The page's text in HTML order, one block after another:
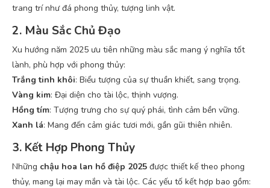
trang trí như đá phong thủy, tượng linh vật.
2. Màu Sắc Chủ Đạo
Xu hướng năm 2025 ưu tiên những màu sắc mang ý nghĩa tốt
lành, phù hợp với phong thủy:
Trắng tinh khôi: Biểu tượng của sự thuần khiết, sang trọng.
Vàng kim: Đại diện cho tài lộc, thịnh vượng.
Hồng tím: Tượng trưng cho sự quý phái, tình cảm bền vững.
Xanh lá: Mang đến cảm giác tươi mới, gần gũi thiên nhiên.
3. Kết Hợp Phong Thủy
Những chậu hoa lan hồ điệp 2025 được thiết kế theo phong
thủy, mang lại may mắn và tài lộc. Các yếu tố kết hợp bao gồm: